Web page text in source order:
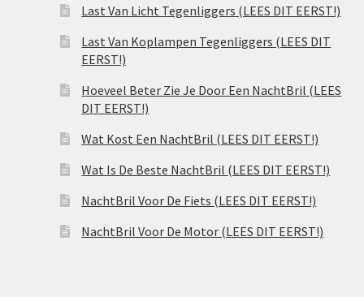
Last Van Licht Tegenliggers (LEES DIT EERST!)
Last Van Koplampen Tegenliggers (LEES DIT
EERST!)
Hoeveel Beter Zie Je Door Een NachtBril (LEES
DIT EERST!)
Wat Kost Een NachtBril (LEES DIT EERST!)
Wat Is De Beste NachtBril (LEES DIT EERST!)
NachtBril Voor De Fiets (LEES DIT EERST!)
NachtBril Voor De Motor (LEES DIT EERST!)